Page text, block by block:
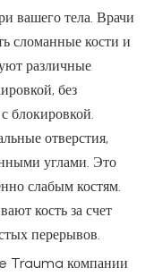
вашего тела. Врачи
сломанные кости и
различные
без
блокировкой.
отверстия,
углами. Это
слабым костям.
кость за счет
перерывов.
Trauma компании